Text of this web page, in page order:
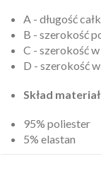
A - długość
B - szerokość
C - szerokość
D - szerokość
Skład
95% poliester
5% elastan